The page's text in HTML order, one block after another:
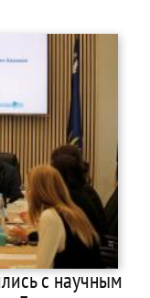
с научным